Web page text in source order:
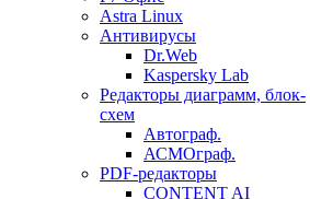
Astra Linux
Антивирусы
Dr.Web
Kaspersky Lab
Редакторы диаграмм, блок-
схем
Автограф.
АСМОграф.
PDF-редакторы
CONTENT AI